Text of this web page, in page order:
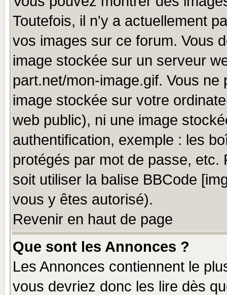
Toutefois, il n'y a actuellement
vos images sur ce forum. Vous
image stockée sur un serveur
part.net/mon-image.gif. Vous
image stockée sur votre
web public), ni une image
authentification, exemple : les
protégés par mot de passe,
soit utiliser la balise BBCode
vous y êtes autorisé).
Revenir en haut de page
Que sont les Annonces ?
Les Annonces contiennent le
vous devriez donc les lire dès